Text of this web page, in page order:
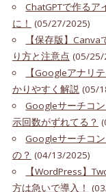
ChatGPTで作る
に！ (05/27/2025)
【保存版】
り方と注意点 (05/25/
【Googleアナリ
かりやすく解説 (05/
Googleサーチコ
示回数がずれてる？
Googleサーチコ
の？ (04/13/2025)
【WordPress】
方は急いで導入！